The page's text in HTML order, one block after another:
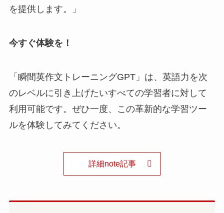
を提供します。」
今すぐ体験を！
「瞬間英作文トレーニングGPT」は、英語力を次
のレベルに引き上げたいすべての学習者に対して
利用可能です。ぜひ一度、この革新的な学習ツー
ルを体験してみてください。
詳細note記事